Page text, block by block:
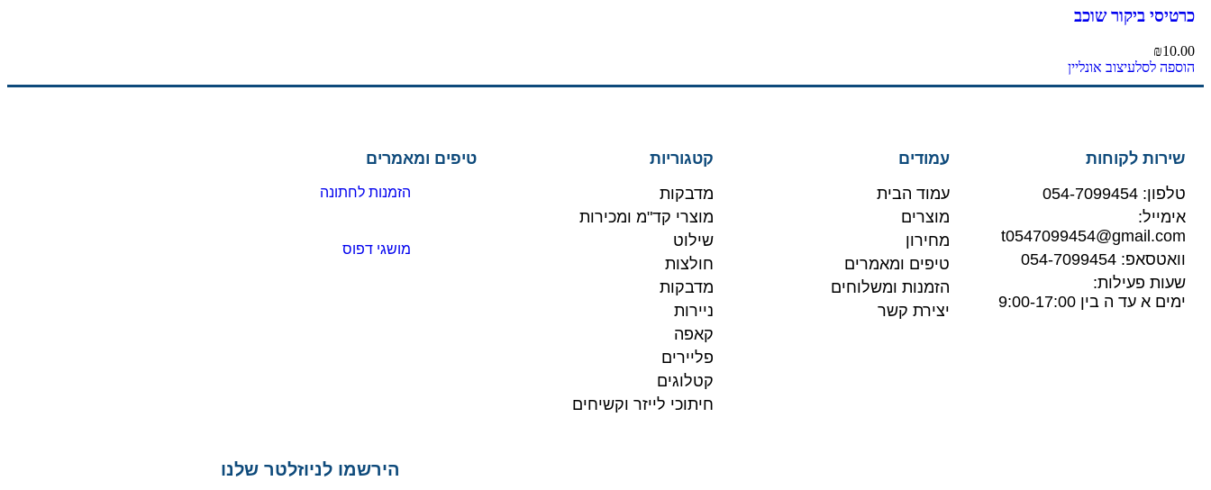
כרטיסי ביקור שוכב
₪10.00
הוספה לסלעיצוב אונליין
שירות לקוחות
טלפון: 054-7099454
אימייל:
t0547099454@gmail.com
וואטסאפ: 054-7099454
שעות פעילות:
ימים א עד ה בין 9:00-17:00
עמודים
עמוד הבית
מוצרים
מחירון
טיפים ומאמרים
הזמנות ומשלוחים
יצירת קשר
קטגוריות
מדבקות
מוצרי קד"מ ומכירות
שילוט
חולצות
מדבקות
ניירות
קאפה
פליירים
קטלוגים
חיתוכי לייזר וקשיחים
טיפים ומאמרים
הזמנות לחתונה
מושגי דפוס
הירשמו לניוזלטר שלנו